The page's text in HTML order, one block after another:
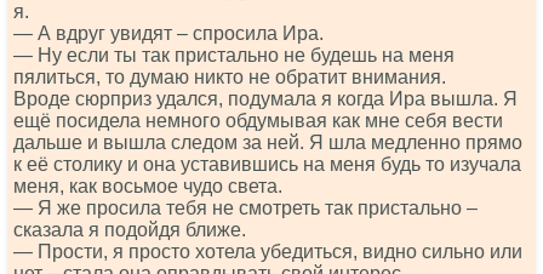
я.
— А вдруг увидят – спросила Ира.
— Ну если ты так пристально не будешь на меня
пялиться, то думаю никто не обратит внимания.
Вроде сюрприз удался, подумала я когда Ира вышла. Я
ещё посидела немного обдумывая как мне себя вести
дальше и вышла следом за ней. Я шла медленно прямо
к её столику и она уставившись на меня будь то изучала
меня, как восьмое чудо света.
— Я же просила тебя не смотреть так пристально –
сказала я подойдя ближе.
— Прости, я просто хотела убедиться, видно сильно или